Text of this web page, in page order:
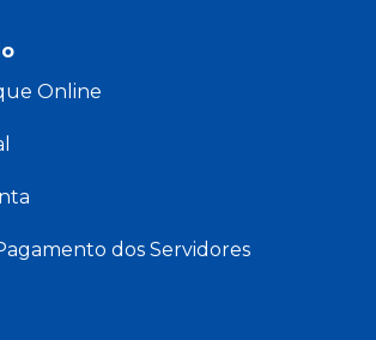
Online
dos Servidores